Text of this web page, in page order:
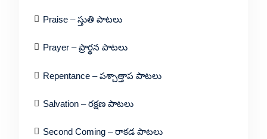
Praise – స్తుతి పాటలు
Prayer – ప్రార్థన పాటలు
Repentance – పశ్చాత్తాప పాటలు
Salvation – రక్షణ పాటలు
Second Coming – రాకడ పాటలు